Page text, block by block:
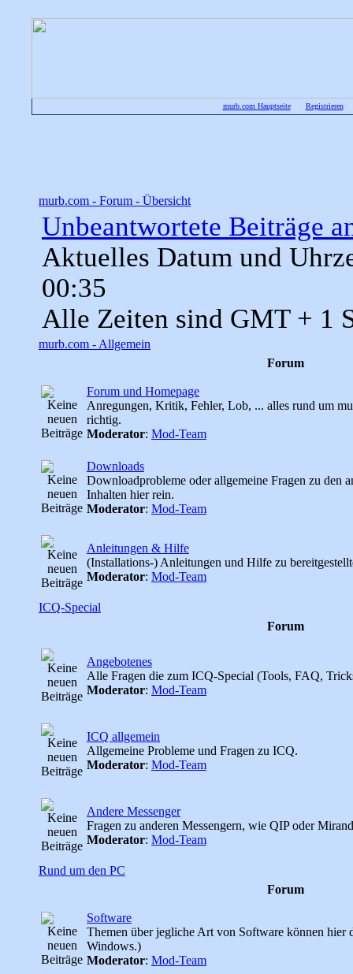
murb.com Hauptseite• Registrieren
murb.com - Forum - Übersicht
Unbeantwortete Beiträge
Aktuelles Datum und
00:35
Alle Zeiten sind GMT + 1
murb.com - Allgemein
Forum
Forum und Homepage
Anregungen, Kritik, Fehler, Lob, ... alles rund um
richtig.
Moderator: Mod-Team
Downloads
Downloadprobleme oder allgemeine Fragen zu den
Inhalten hier rein.
Moderator: Mod-Team
Anleitungen & Hilfe
(Installations-) Anleitungen und Hilfe zu
Moderator: Mod-Team
ICQ-Special
Forum
Angebotenes
Alle Fragen die zum ICQ-Special (Tools, FAQ,
Moderator: Mod-Team
ICQ allgemein
Allgemeine Probleme und Fragen zu ICQ.
Moderator: Mod-Team
Andere Messenger
Fragen zu anderen Messengern, wie QIP oder
Moderator: Mod-Team
Rund um den PC
Forum
Software
Themen über jegliche Art von Software können hier
Windows.)
Moderator: Mod-Team